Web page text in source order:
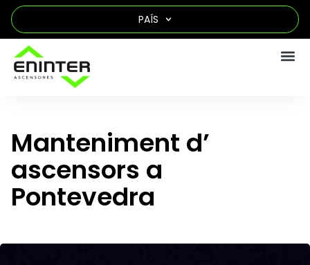
PAÍS
Manteniment d’
ascensors a
Pontevedra